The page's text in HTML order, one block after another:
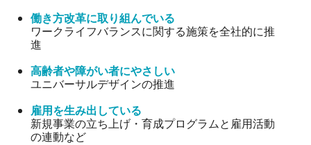
働き方改革に取り組んでいる
ワークライフバランスに関する施策を全社的に推
進
高齢者や障がい者にやさしい
ユニバーサルデザインの推進
雇用を生み出している
新規事業の立ち上げ・育成プログラムと雇用活動
の連動など